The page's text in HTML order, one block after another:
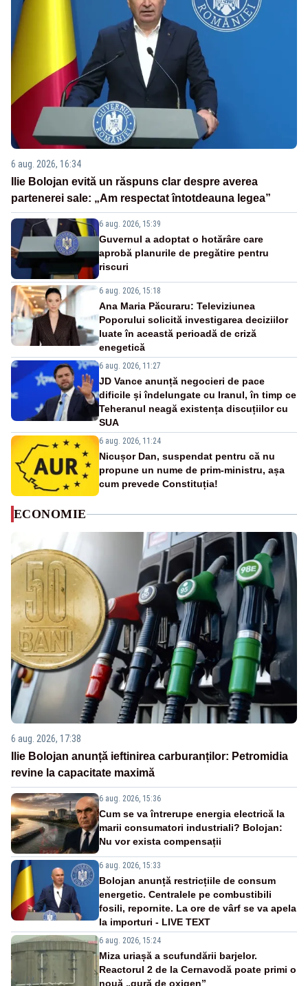
6 aug. 2026, 16:34
Ilie Bolojan evită un răspuns clar despre averea
partenerei sale: „Am respectat întotdeauna legea”
6 aug. 2026, 15:39
Guvernul a adoptat o hotărâre care
aprobă planurile de pregătire pentru
riscuri
6 aug. 2026, 15:18
Ana Maria Păcuraru: Televiziunea
Poporului solicită investigarea deciziilor
luate în această perioadă de criză
enegetică
6 aug. 2026, 11:27
JD Vance anunță negocieri de pace
dificile și îndelungate cu Iranul, în timp ce
Teheranul neagă existența discuțiilor cu
SUA
6 aug. 2026, 11:24
Nicușor Dan, suspendat pentru că nu
propune un nume de prim-ministru, așa
cum prevede Constituția!
ECONOMIE
6 aug. 2026, 17:38
Ilie Bolojan anunță ieftinirea carburanților: Petromidia
revine la capacitate maximă
6 aug. 2026, 15:36
Cum se va întrerupe energia electrică la
marii consumatori industriali? Bolojan:
Nu vor exista compensații
6 aug. 2026, 15:33
Bolojan anunță restricțiile de consum
energetic. Centralele pe combustibili
fosili, repornite. La ore de vârf se va apela
la importuri - LIVE TEXT
6 aug. 2026, 15:24
Miza uriașă a scufundării barjelor.
Reactorul 2 de la Cernavodă poate primi o
nouă „gură de oxigen”